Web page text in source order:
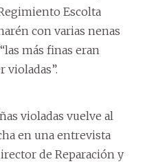
Escolta
con varias nenas
más finas eran
violadas”.
violadas vuelve al
en una entrevista
de Reparación y